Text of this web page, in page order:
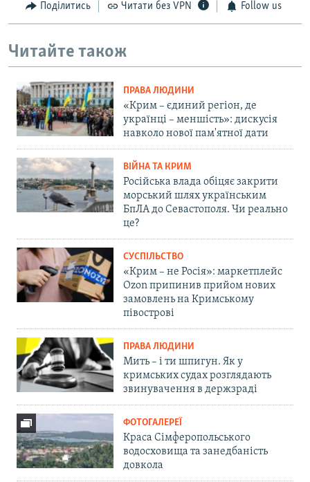
Поділитись Читати без VPN Follow us
Читайте також
ПРАВА ЛЮДИНИ
«Крим – єдиний регіон, де
українці – меншість»: дискусія
навколо нової пам'ятної дати
ВІЙНА ТА КРИМ
Російська влада обіцяє закрити
морський шлях українським
БпЛА до Севастополя. Чи реально
це?
СУСПІЛЬСТВО
«Крим – не Росія»: маркетплейс
Ozon припинив прийом нових
замовлень на Кримському
півострові
ПРАВА ЛЮДИНИ
Мить – і ти шпигун. Як у
кримських судах розглядають
звинувачення в держзраді
ФОТОГАЛЕРЕЇ
Краса Сімферопольського
водосховища та занедбаність
довкола